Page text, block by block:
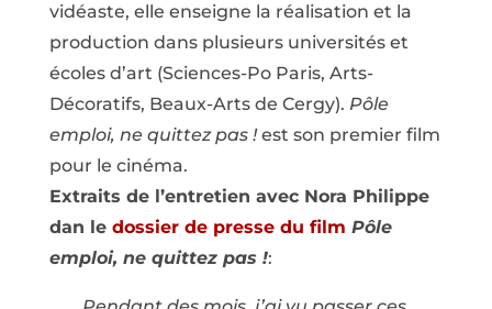
vidéaste, elle enseigne la réalisation et la
production dans plusieurs universités et
écoles d’art (Sciences-Po Paris, Arts-
Décoratifs, Beaux-Arts de Cergy). Pôle
emploi, ne quittez pas !est son premier film
pour le cinéma.
Extraits de l’entretien avec Nora Philippe
dan le dossier de presse du film Pôle
emploi, ne quittez pas !: